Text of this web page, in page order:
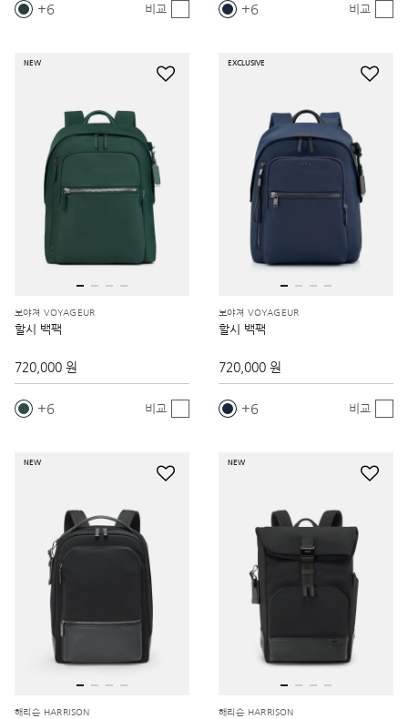
6 비교 6 비교
NEW
보야져 VOYAGEUR
할시 백팩
720,000 원
6 비교
EXCLUSIVE
보야져 VOYAGEUR
할시 백팩
720,000 원
6 비교
NEW
해리슨 HARRISON
NEW
해리슨 HARRISON